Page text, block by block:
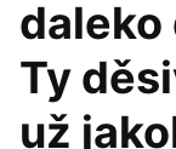
daleko
Ty
už